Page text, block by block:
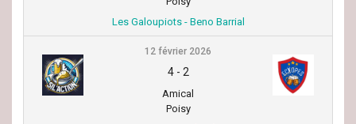
Les Galoupiots - Beno Barrial
12 février 2026
4- 2
Amical
Poisy